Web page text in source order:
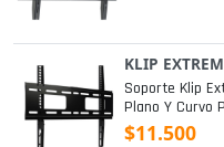
KLIP
Soporte Klip
Plano Y Curvo
$11.500